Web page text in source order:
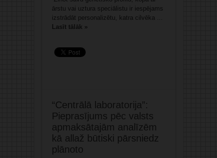
ārstu vai uztura speciālistu ir iespējams
izstrādāt personalizētu, katra cilvēka ...
Lasīt tālāk »
“Centrālā laboratorija”:
Pieprasījums pēc valsts
apmaksātajām analīzēm
kā allaž būtiski pārsniedz
plānoto